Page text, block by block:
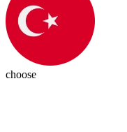
choose